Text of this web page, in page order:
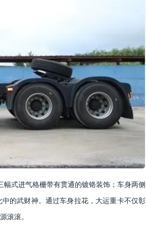
幅式进气格栅带有贯通的镀铬装饰；车身两侧
的武财神。通过车身拉花，大运重卡不仅彰
滚滚。